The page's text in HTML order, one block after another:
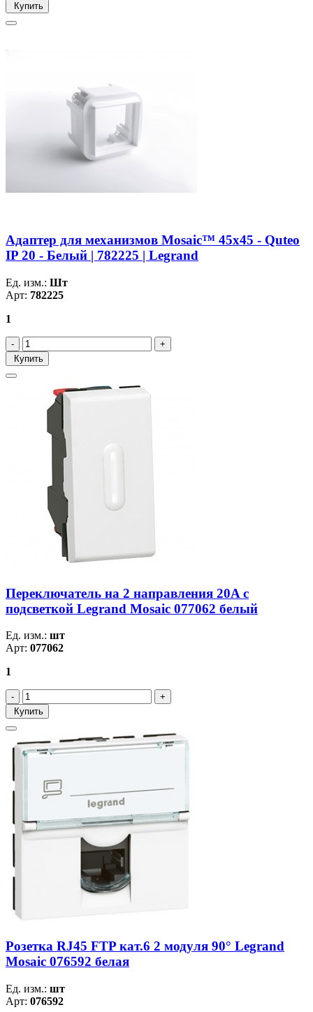
Купить
Адаптер для механизмов Mosaic™ 45х45 - Quteo
IP 20 - Белый | 782225 | Legrand
Ед. изм.: Шт
Арт: 782225
1
Купить
Переключатель на 2 направления 20A с
подсветкой Legrand Mosaic 077062 белый
Ед. изм.: шт
Арт: 077062
1
Купить
Розетка RJ45 FTP кат.6 2 модуля 90° Legrand
Mosaic 076592 белая
Ед. изм.: шт
Арт: 076592